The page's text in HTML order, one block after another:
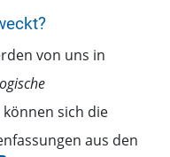
von uns in
können sich die
aus den